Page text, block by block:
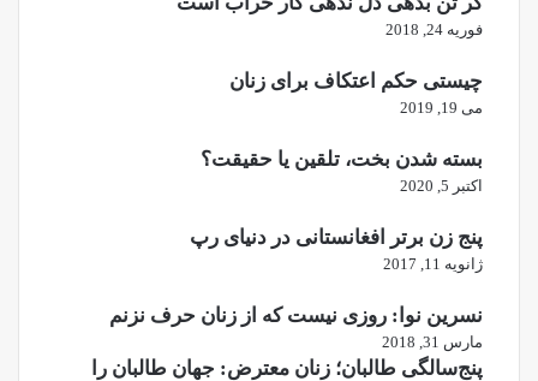
فوریه 24, 2018
چیستی حکم اعتکاف برای زنان
می 19, 2019
بسته شدن بخت، تلقین یا حقیقت؟
اکتبر 5, 2020
پنج زن برتر افغانستانی در دنیای رپ
ژانویه 11, 2017
نسرین نوا: روزی نیست که از زنان حرف نزنم
مارس 31, 2018
پنج‌سالگی طالبان؛ زنان معترض: جهان طالبان را